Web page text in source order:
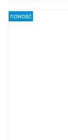
nowość